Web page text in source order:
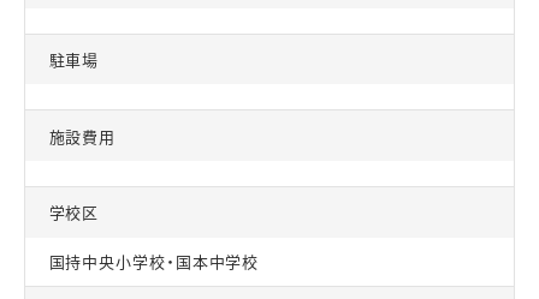
駐車場
施設費用
学校区
国持中央小学校・国本中学校